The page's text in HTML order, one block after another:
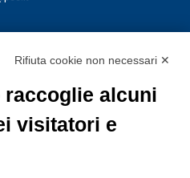
dalle ore 9:00 alle ore 14:00
Rifiuta cookie non necessari ✕
raccoglie alcuni
visitatori e